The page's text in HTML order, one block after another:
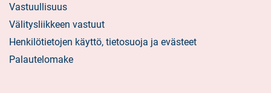
Vastuullisuus
Välitysliikkeen vastuut
Henkilötietojen käyttö, tietosuoja ja evästeet
Palautelomake